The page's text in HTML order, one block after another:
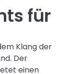
für
Klang der
Der
einen